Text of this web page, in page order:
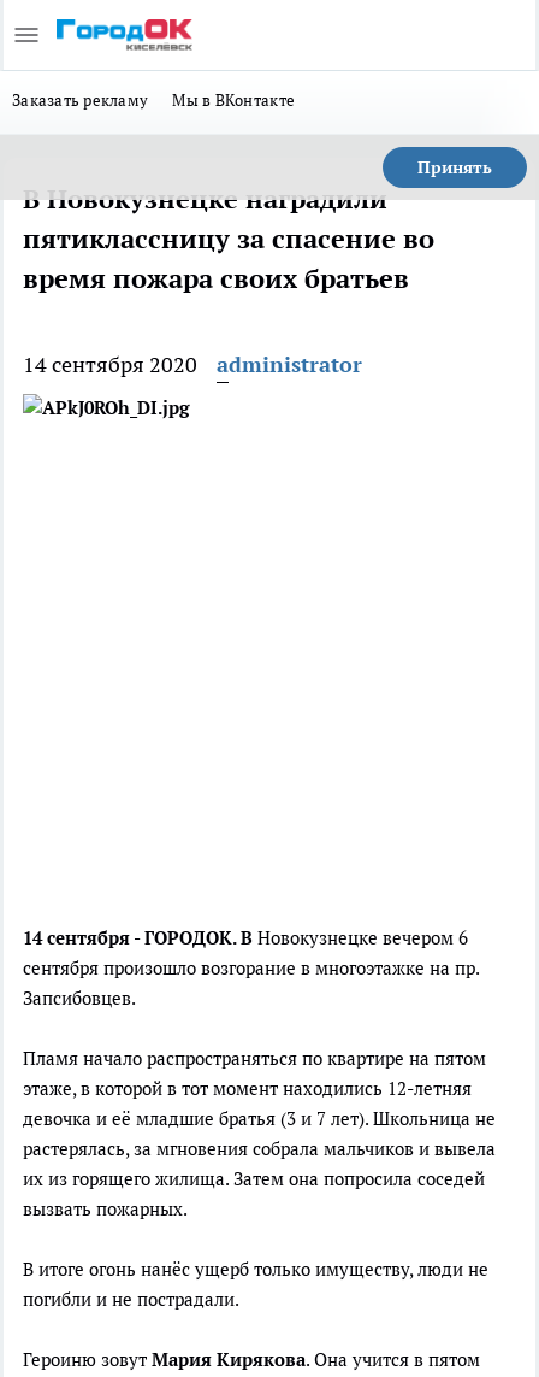
Заказать рекламу Мы в ВКонтакте
Принять
В Новокузнецке наградили
пятиклассницу за спасение во
время пожара своих братьев
14 сентября 2020 administrator
14 сентября - ГОРОДОК. В Новокузнецке вечером 6
сентября произошло возгорание в многоэтажке на пр.
Запсибовцев.
Пламя начало распространяться по квартире на пятом
этаже, в которой в тот момент находились 12-летняя
девочка и её младшие братья (3 и 7 лет). Школьница не
растерялась, за мгновения собрала мальчиков и вывела
их из горящего жилища. Затем она попросила соседей
вызвать пожарных.
В итоге огонь нанёс ущерб только имуществу, люди не
погибли и не пострадали.
Героиню зовут Мария Кирякова. Она учится в пятом